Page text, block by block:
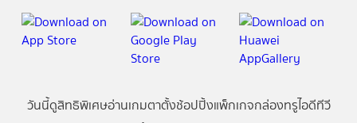
วันนี้ดูสิทธิพิเศษอ่านเกมตาตั้งช้อปปิ้งแพ็กเกจกล่องทรูไอดีทีวี